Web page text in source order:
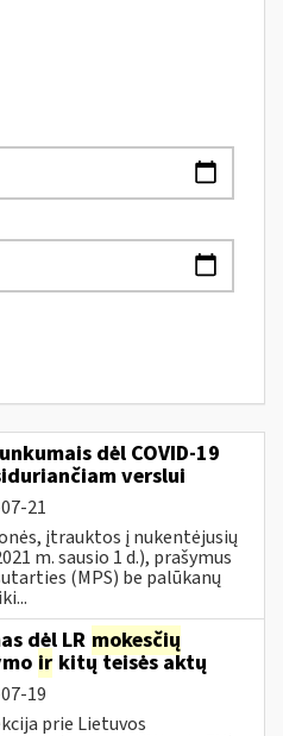
dėl COVID-19
verslui
21
įtrauktos į nukentėjusių
m. sausio 1 d.), prašymus
(MPS) be palūkanų
dėl LR mokesčių
ir kitų teisės aktų
19
prie Lietuvos